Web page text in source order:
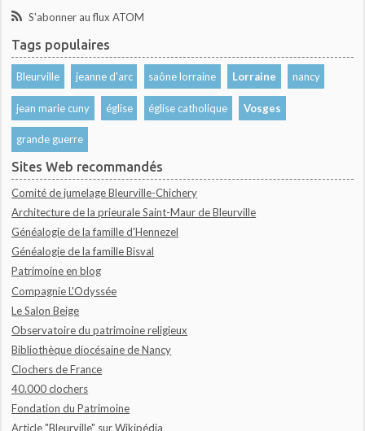
S'abonner au flux ATOM
Tags populaires
Bleurville jeanne d'arc saône lorraine Lorraine nancy
jean marie cuny église église catholique Vosges
grande guerre
Sites Web recommandés
Comité de jumelage Bleurville-Chichery
Architecture de la prieurale Saint-Maur de Bleurville
Généalogie de la famille d'Hennezel
Généalogie de la famille Bisval
Patrimoine en blog
Compagnie L'Odyssée
Le Salon Beige
Observatoire du patrimoine religieux
Bibliothèque diocésaine de Nancy
Clochers de France
40.000 clochers
Fondation du Patrimoine
Article "Bleurville" sur Wikipédia